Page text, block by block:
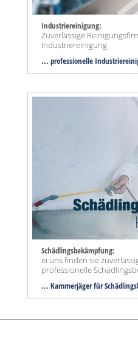
Industriereinigung:
Zuverlässige
Industriereinigung
... professionelle
Schädlingsbekämpfung:
ei uns finden sie
professionelle
... Kammerjäger für